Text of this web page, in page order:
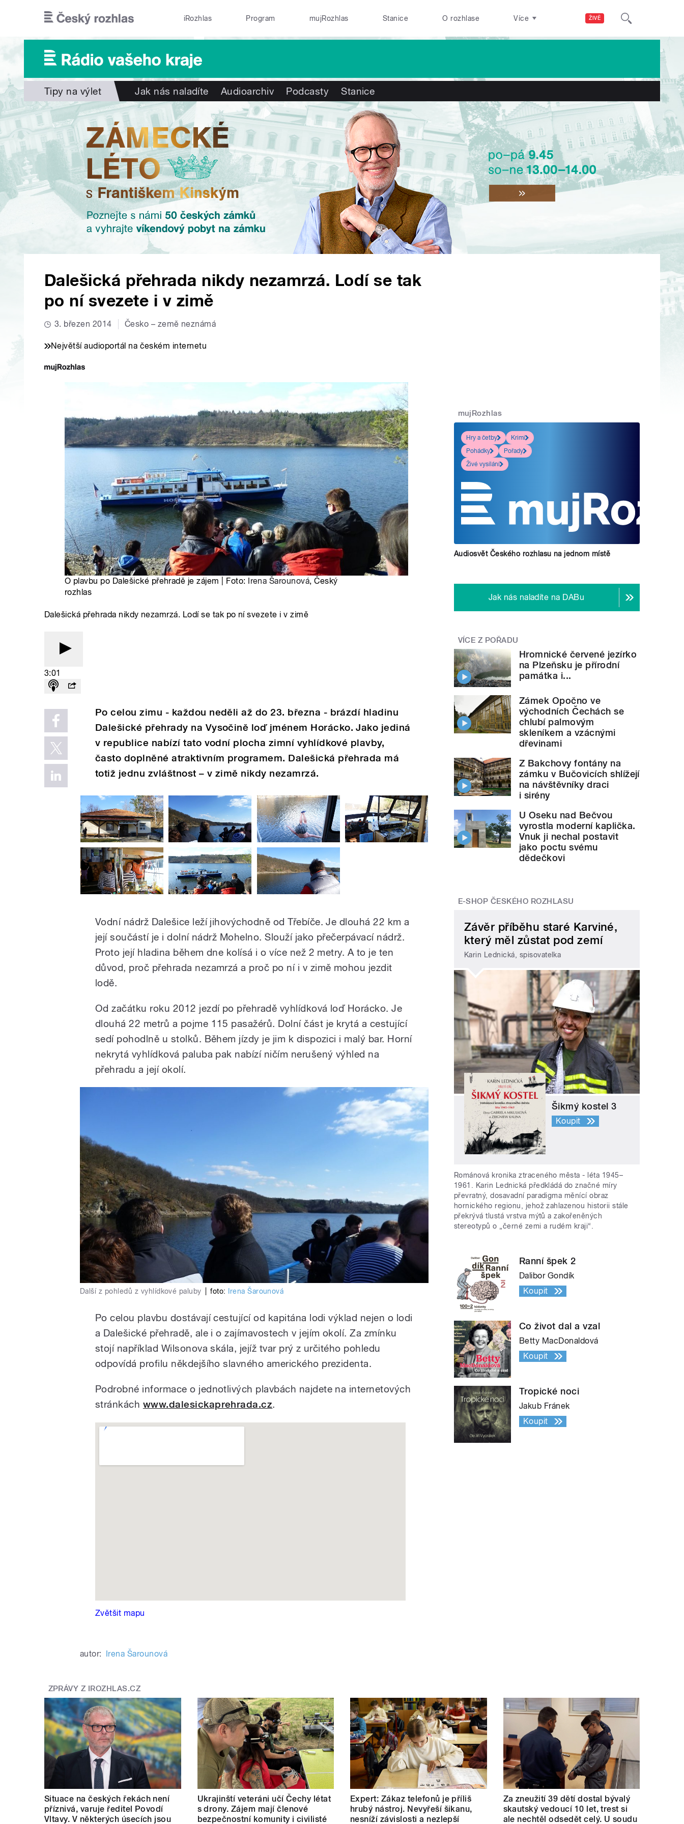
ŽIVĚ
iRozhlas Program mujRozhlas Stanice O rozhlase Více
Tipy na výlet Jak nás naladíte Audioarchiv Podcasty Stanice
Dalešická přehrada nikdy nezamrzá. Lodí se tak
po ní svezete i v zimě
3. březen 2014 Česko – země neznámá
Největší audioportál na českém internetu
O plavbu po Dalešické přehradě je zájem | Foto: Irena Šarounová, Český
rozhlas
Dalešická přehrada nikdy nezamrzá. Lodí se tak po ní svezete i v zimě
3:01
Po celou zimu - každou neděli až do 23. března - brázdí hladinu
Dalešické přehrady na Vysočině loď jménem Horácko. Jako jediná
v republice nabízí tato vodní plocha zimní vyhlídkové plavby,
často doplněné atraktivním programem. Dalešická přehrada má
totiž jednu zvláštnost – v zimě nikdy nezamrzá.
Vodní nádrž Dalešice leží jihovýchodně od Třebíče. Je dlouhá 22 km a
její součástí je i dolní nádrž Mohelno. Slouží jako přečerpávací nádrž.
Proto její hladina během dne kolísá i o více než 2 metry. A to je ten
důvod, proč přehrada nezamrzá a proč po ní i v zimě mohou jezdit
lodě.
Od začátku roku 2012 jezdí po přehradě vyhlídková loď Horácko. Je
dlouhá 22 metrů a pojme 115 pasažérů. Dolní část je krytá a cestující
sedí pohodlně u stolků. Během jízdy je jim k dispozici i malý bar. Horní
nekrytá vyhlídková paluba pak nabízí ničím nerušený výhled na
přehradu a její okolí.
Další z pohledů z vyhlídkové paluby foto: Irena Šarounová
Po celou plavbu dostávají cestující od kapitána lodi výklad nejen o lodi
a Dalešické přehradě, ale i o zajímavostech v jejím okolí. Za zmínku
stojí například Wilsonova skála, jejíž tvar prý z určitého pohledu
odpovídá profilu někdejšího slavného amerického prezidenta.
Podrobné informace o jednotlivých plavbách najdete na internetových
stránkách www.dalesickaprehrada.cz.
Zvětšit mapu
autor: Irena Šarounová
mujRozhlas
Hry a četby
Krimi
Pohádky
Pořady
Živé vysílání
Audiosvět Českého rozhlasu na jednom místě
Jak nás naladíte na DABu
VÍCE Z POŘADU
Hromnické červené jezírko
na Plzeňsku je přírodní
památka i...
Zámek Opočno ve
východních Čechách se
chlubí palmovým
skleníkem a vzácnými
dřevinami
Z Bakchovy fontány na
zámku v Bučovicích shlížejí
na návštěvníky draci
i sirény
U Oseku nad Bečvou
vyrostla moderní kaplička.
Vnuk ji nechal postavit
jako poctu svému
dědečkovi
E-SHOP ČESKÉHO ROZHLASU
Závěr příběhu staré Karviné,
který měl zůstat pod zemí
Karin Lednická, spisovatelka
Šikmý kostel 3
Koupit
Románová kronika ztraceného města - léta 1945–
1961. Karin Lednická předkládá do značné míry
převratný, dosavadní paradigma měnící obraz
hornického regionu, jehož zahlazenou historii stále
překrývá tlustá vrstva mýtů a zakořeněných
stereotypů o „černé zemi a rudém kraji“.
Ranní špek 2
Dalibor Gondík
Koupit
Co život dal a vzal
Betty MacDonaldová
Koupit
Tropické noci
Jakub Fránek
Koupit
ZPRÁVY Z IROZHLAS.CZ
Situace na českých řekách není
příznivá, varuje ředitel Povodí
Vltavy. V některých úsecích jsou
Ukrajinští veteráni učí Čechy létat
s drony. Zájem mají členové
bezpečnostní komunity i civilisté
Expert: Zákaz telefonů je příliš
hrubý nástroj. Nevyřeší šikanu,
nesníží závislosti a nezlepší
Za zneužití 39 dětí dostal bývalý
skautský vedoucí 10 let, trest si
ale nechtěl odsedět celý. U soudu